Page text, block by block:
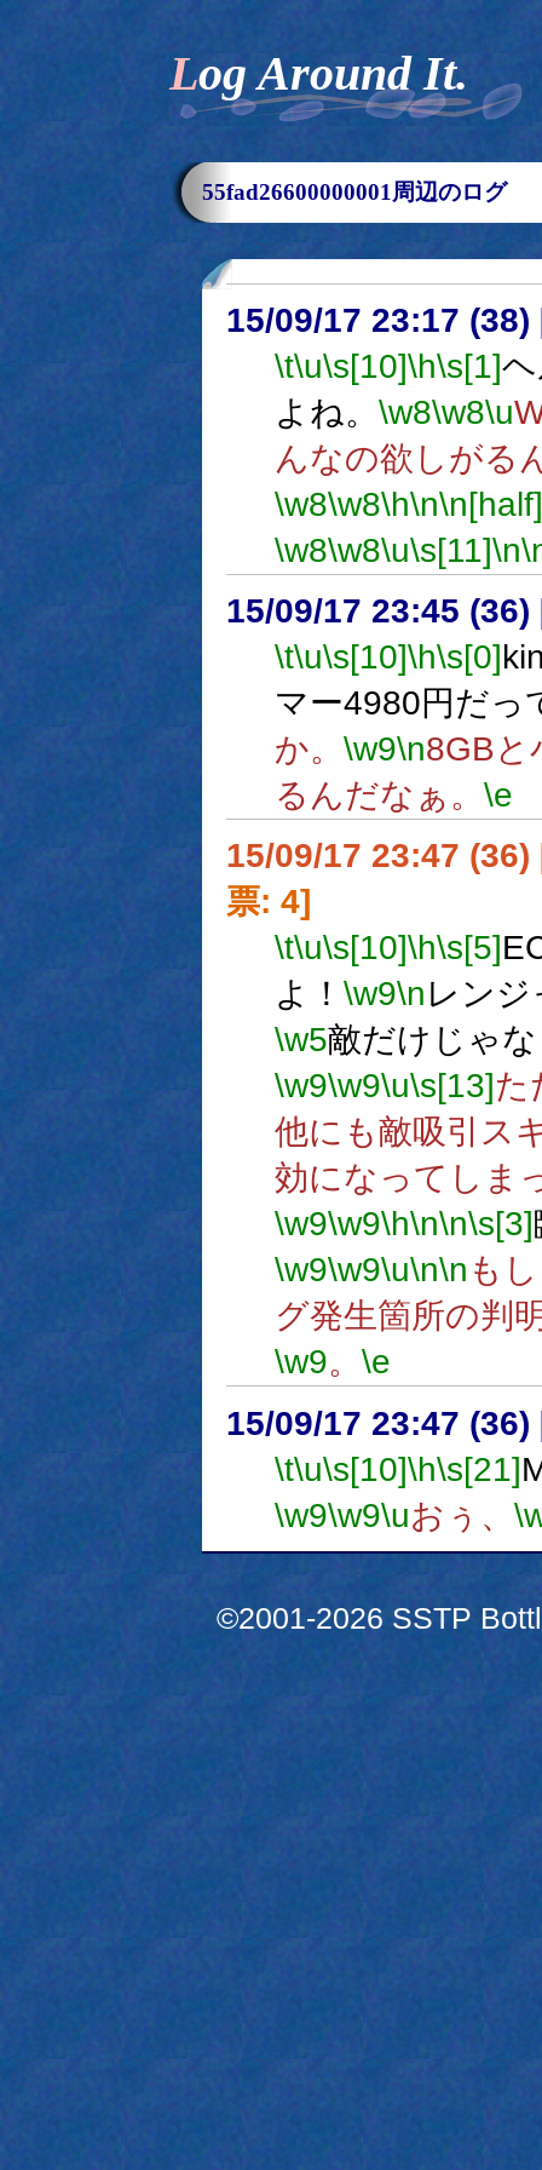
Log Around It.
55fad26600000001周辺のログ
15/09/17 23:17 (38)
\t\u\s[10]\h\s[1]
よね。 \w8\w8\u
んなの欲しがる
\w8\w8\h\n\n[half]
\w8\w8\u\s[11]\n
15/09/17 23:45 (36)
\t\u\s[10]\h\s[0]
マー4980円だっ
か。 \w9\n8GBと
るんだなぁ。 \e
15/09/17 23:47 (36)
票: 4]
\t\u\s[10]\h\s[5]
よ！ \w9\nレン
\w5敵だけじゃ
\w9\w9\u\s[13]た
他にも敵吸引ス
効になってしま
\w9\w9\h\n\n\s[3]
\w9\w9\u\n\n も
グ発生箇所の判
\w9。 \e
15/09/17 23:47 (36)
\t\u\s[10]\h\s[21]
\w9\w9\uおぅ、
©2001-2026 SSTP